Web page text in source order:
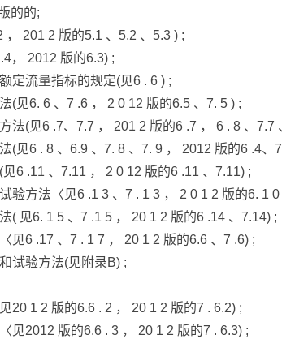
的的;
201 2 版的5.1 、5.2 、5.3 ) ;
， 2012 版的6.3) ;
定流量指标的规定(见6 . 6 ) ;
(见6. 6 、7 .6 ， 2 0 12 版的6.5 、7. 5 ) ;
法(见6 .7、7.7 ， 201 2 版的6 .7 ， 6 . 8 、7.7
(见6 . 8 、6.9 、7. 8 、7. 9 ， 2012 版的6 .4、
6 .11 、7.11 ， 2 0 12 版的6 .11 、7.11) ;
验方法〈见6 .1 3 、7 . 1 3 ， 2 0 1 2 版的6. 1 0
( 见6. 1 5 、7 .1 5 ， 20 1 2 版的6 .14 、7.14) ;
见6 .17 、7 . 1 7 ， 20 1 2 版的6.6 、7 .6) ;
试验方法(见附录B) ;
20 1 2 版的6.6 . 2 ， 20 1 2 版的7 . 6.2) ;
见2012 版的6.6 . 3 ， 20 1 2 版的7 . 6.3) ;